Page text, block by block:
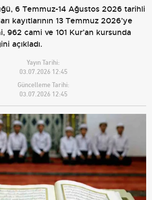
6 Temmuz-14 Ağustos 2026 tarihli
kayıtlarının 13 Temmuz 2026’ye
962 cami ve 101 Kur’an kursunda
açıkladı.
Yayın Tarihi:
03.07.2026 12:45
Güncelleme Tarihi:
03.07.2026 12:45